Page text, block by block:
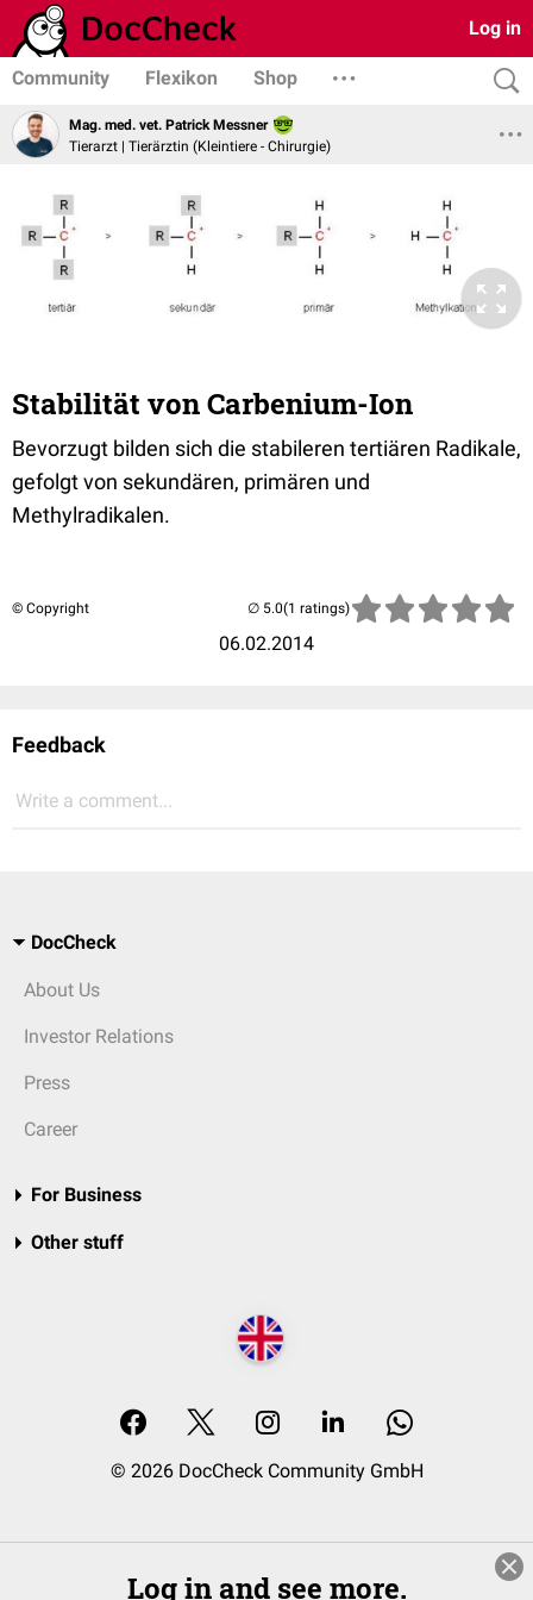
Log in
Community Flexikon Shop
Mag. med. vet. Patrick Messner
Tierarzt | Tierärztin (Kleintiere - Chirurgie)
Stabilität von Carbenium-Ion
Bevorzugt bilden sich die stabileren tertiären Radikale,
gefolgt von sekundären, primären und
Methylradikalen.
© Copyright
06.02.2014
(1 ratings)
Feedback
Write a comment...
DocCheck
About Us
Investor Relations
Press
Career
For Business
Other stuff
© 2026 DocCheck Community GmbH
Log in and see more.